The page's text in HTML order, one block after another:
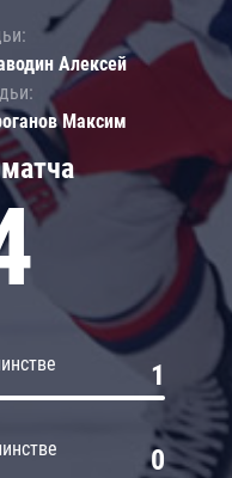
1
0
Алексей
Максим